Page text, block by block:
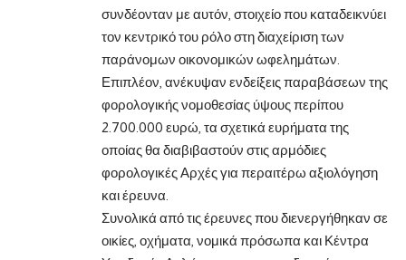
συνδέονταν με αυτόν, στοιχείο που καταδεικνύει
τον κεντρικό του ρόλο στη διαχείριση των
παράνομων οικονομικών ωφελημάτων.
Επιπλέον, ανέκυψαν ενδείξεις παραβάσεων της
φορολογικής νομοθεσίας ύψους περίπου
2.700.000 ευρώ, τα σχετικά ευρήματα της
οποίας θα διαβιβαστούν στις αρμόδιες
φορολογικές Αρχές για περαιτέρω αξιολόγηση
και έρευνα.
Συνολικά από τις έρευνες που διενεργήθηκαν σε
οικίες, οχήματα, νομικά πρόσωπα και Κέντρα